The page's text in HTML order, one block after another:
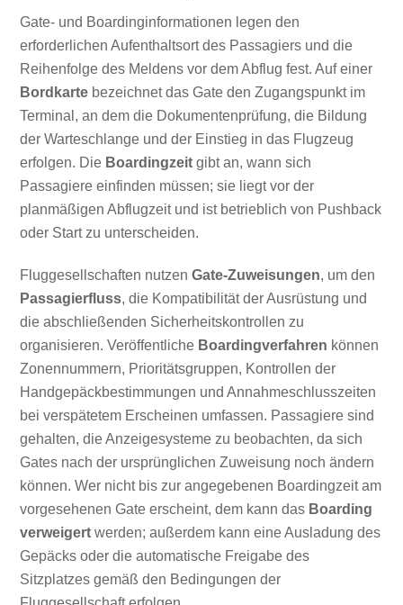
Gate- und Boardinginformationen legen den
erforderlichen Aufenthaltsort des Passagiers und die
Reihenfolge des Meldens vor dem Abflug fest. Auf einer
Bordkarte bezeichnet das Gate den Zugangspunkt im
Terminal, an dem die Dokumentenprüfung, die Bildung
der Warteschlange und der Einstieg in das Flugzeug
erfolgen. Die Boardingzeit gibt an, wann sich
Passagiere einfinden müssen; sie liegt vor der
planmäßigen Abflugzeit und ist betrieblich von Pushback
oder Start zu unterscheiden.
Fluggesellschaften nutzenGate-Zuweisungen, um den
Passagierfluss, die Kompatibilität der Ausrüstung und
die abschließenden Sicherheitskontrollen zu
organisieren. Veröffentliche Boardingverfahren können
Zonennummern, Prioritätsgruppen, Kontrollen der
Handgepäckbestimmungen und Annahmeschlusszeiten
bei verspätetem Erscheinen umfassen. Passagiere sind
gehalten, die Anzeigesysteme zu beobachten, da sich
Gates nach der ursprünglichen Zuweisung noch ändern
können. Wer nicht bis zur angegebenen Boardingzeit am
vorgesehenen Gate erscheint, dem kann das Boarding
verweigert werden; außerdem kann eine Ausladung des
Gepäcks oder die automatische Freigabe des
Sitzplatzes gemäß den Bedingungen der